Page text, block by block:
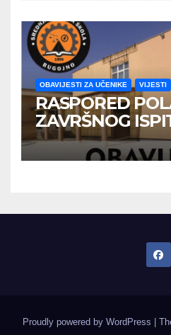
OBAVIJESTI ZA UČENIKE VIJESTI
RASPORED
ZAVRŠNOG
JUNSKOM
Proudly powered by WordPress |